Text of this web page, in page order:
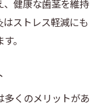
、健康な歯茎を維持
ストレス軽減にも
。
多くのメリットがあ